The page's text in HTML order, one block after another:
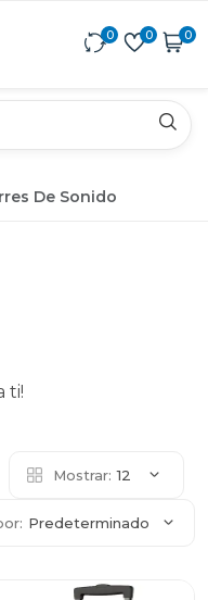
0 0 0
De Sonido
ti!
Mostrar: 12
Predeterminado